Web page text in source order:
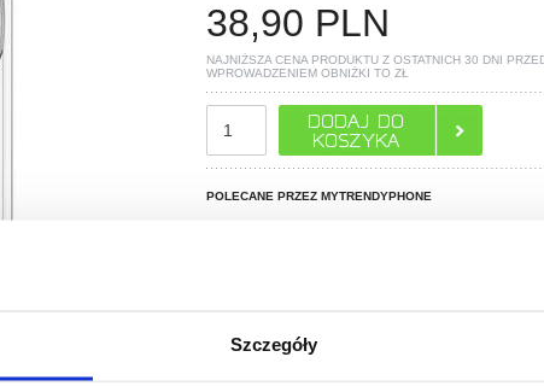
Szczegóły
38,90 PLN
NAJNIŻSZA CENA PRODUKTU Z OSTATNICH 30 DNI
WPROWADZENIEM OBNIŻKI TOZŁ
POLECANE PRZEZ MYTRENDYPHONE